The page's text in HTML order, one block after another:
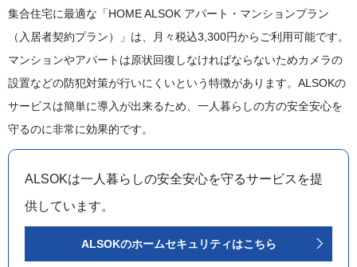
集合住宅に最適な「HOME ALSOK アパート・マンションプラン
（入居者契約プラン）」は、月々税込3,300円からご利用可能です。
マンションやアパートは原状回復しなければならないためカメラの
設置などの防犯対策が行いにくいという特徴があります。ALSOKの
サービスは簡単に導入が出来るため、一人暮らしの方の安全安心を
守るのに非常に効果的です。
ALSOKは一人暮らしの安全安心を守るサービスを提
供しています。
ALSOKのホームセキュリティはこちら